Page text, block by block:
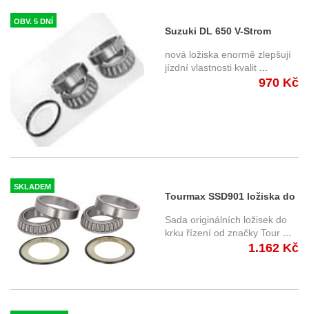
OBV. 5 DNÍ
Suzuki DL 650 V-Strom
ložiska do krku řízení
nová ložiska enormě zlepšují
jízdní vlastnosti kvalit
970 Kč
SKLADEM
Tourmax SSD901 ložiska do
krku řízení Aprilia, Ducati,
Honda
Sada originálních ložisek do
krku řízení od značky Tour
1.162 Kč